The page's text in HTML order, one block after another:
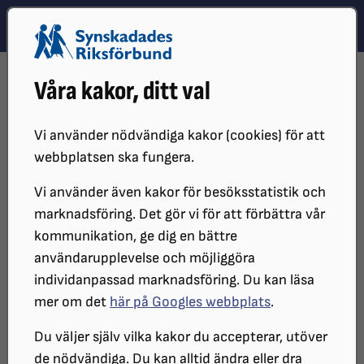
Våra kakor, ditt val
Vi använder nödvändiga kakor (cookies) för att
webbplatsen ska fungera.
Vi använder även kakor för besöksstatistik och
marknadsföring. Det gör vi för att förbättra vår
kommunikation, ge dig en bättre
användarupplevelse och möjliggöra
individanpassad marknadsföring. Du kan läsa
mer om det här på Googles webbplats.
Du väljer själv vilka kakor du accepterar, utöver
de nödvändiga. Du kan alltid ändra eller dra
Hoppa till innehåll
Hoppa till hitta snabbt
Tillgänglighetsredogörelse
Här beskriver vi hur srf.nu uppfyller
lagen om tillgänglighet till digital
offentlig service, eventuella kända
tillgänglighetsproblem och hur du kan
rapportera brister till oss så att vi kan
står bakom den här webbplatsen och